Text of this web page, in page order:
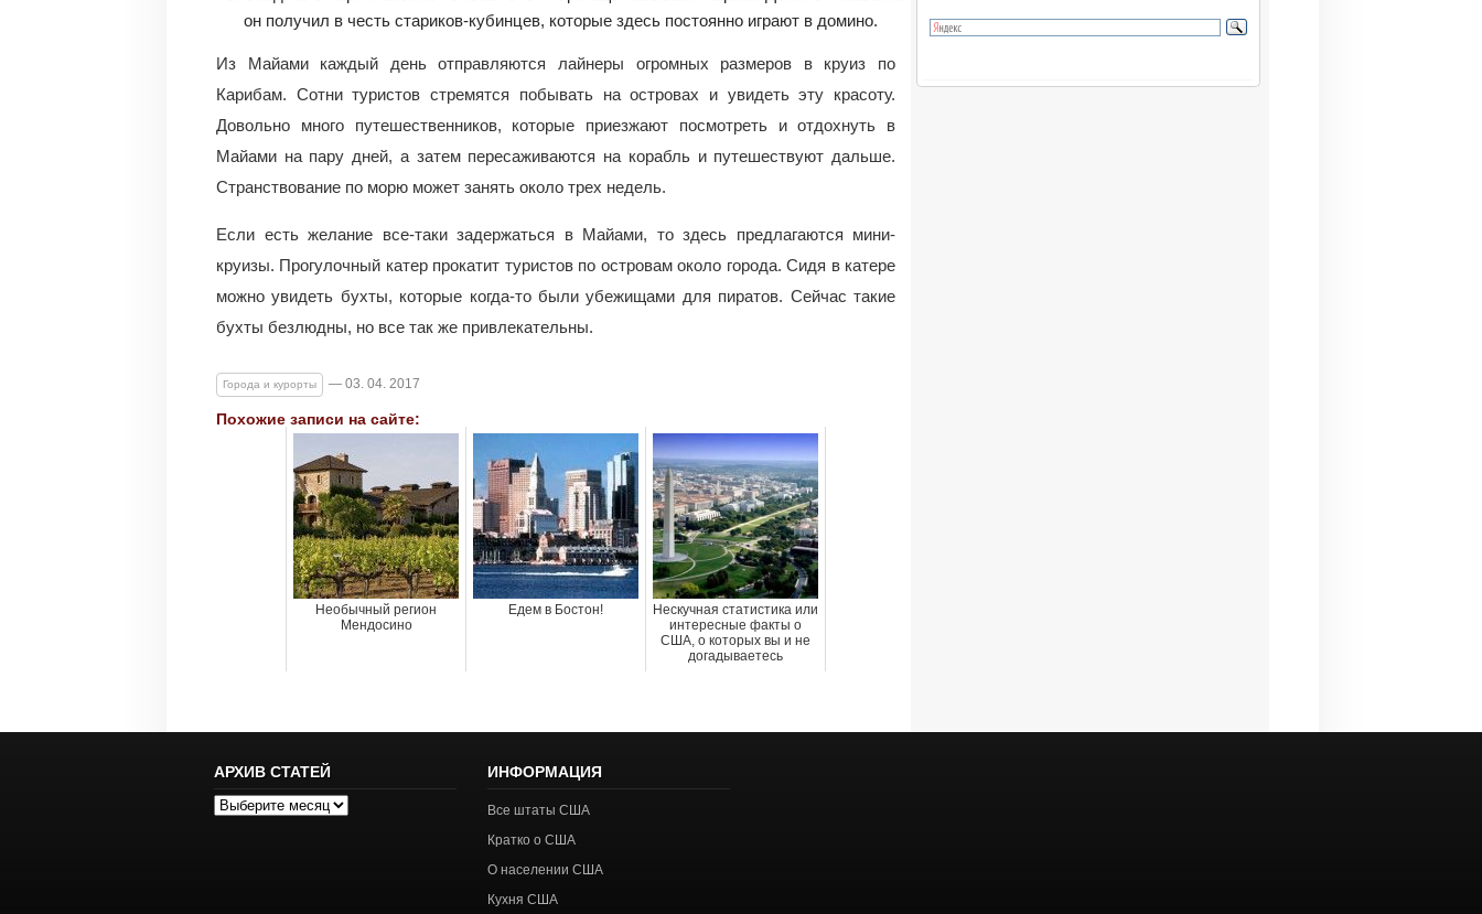
он получил в честь стариков-кубинцев, которые здесь постоянно играют в домино.
Из Майами каждый день отправляются лайнеры огромных размеров в круиз по
Карибам. Сотни туристов стремятся побывать на островах и увидеть эту красоту.
Довольно много путешественников, которые приезжают посмотреть и отдохнуть в
Майами на пару дней, а затем пересаживаются на корабль и путешествуют дальше.
Странствование по морю может занять около трех недель.
Если есть желание все-таки задержаться в Майами, то здесь предлагаются мини-
круизы. Прогулочный катер прокатит туристов по островам около города. Сидя в катере
можно увидеть бухты, которые когда-то были убежищами для пиратов. Сейчас такие
бухты безлюдны, но все так же привлекательны.
Города и курорты — 03. 04. 2017
Похожие записи на сайте:
Необычный регион
Мендосино
Едем в Бостон!
Нескучная статистика или
интересные факты о
США, о которых вы и не
догадываетесь
АРХИВ СТАТЕЙ
Архив
ИНФОРМАЦИЯ
Все штаты США
Кратко о США
О населении США
Кухня США